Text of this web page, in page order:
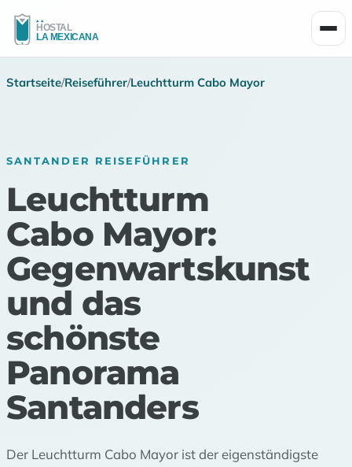
Startseite/Reiseführer/Leuchtturm Cabo Mayor
SANTANDER REISEFÜHRER
Leuchtturm
Cabo Mayor:
Gegenwartskunst
und das
schönste
Panorama
Santanders
Der Leuchtturm Cabo Mayor ist der eigenständigste